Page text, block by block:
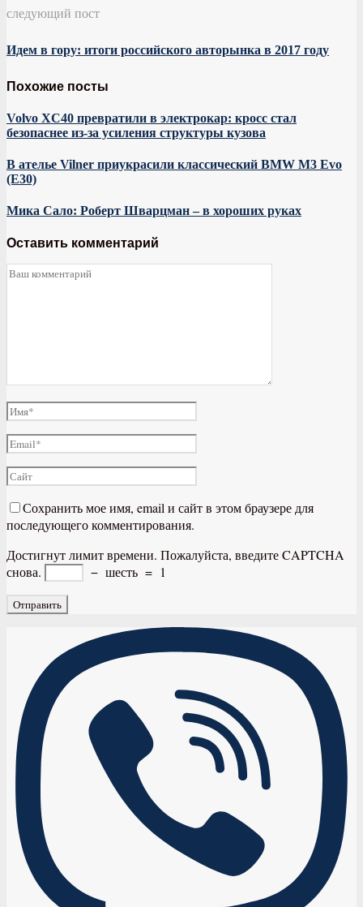
следующий пост
Идем в гору: итоги российского авторынка в 2017 году
Похожие посты
Volvo XC40 превратили в электрокар: кросс стал
безопаснее из-за усиления структуры кузова
В ателье Vilner приукрасили классический BMW M3 Evo
(E30)
Мика Сало: Роберт Шварцман – в хороших руках
Оставить комментарий
Сохранить мое имя, email и сайт в этом браузере для
последующего комментирования.
Достигнут лимит времени. Пожалуйста, введите CAPTCHA
снова.
− шесть = 1